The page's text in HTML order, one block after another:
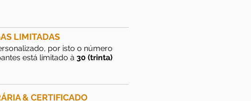
LIMITADAS
por isto o número
está limitado à 30 (trinta)
& CERTIFICADO